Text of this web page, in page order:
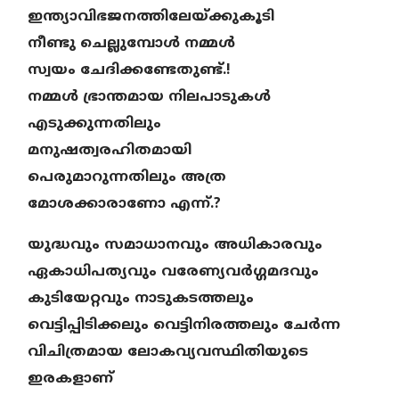
ഇന്ത്യാവിഭജനത്തിലേയ്ക്കുകൂടി
നീണ്ടു ചെല്ലുമ്പോൾ നമ്മൾ
സ്വയം ചേദിക്കണ്ടേതുണ്ട്.!
നമ്മൾ ഭ്രാന്തമായ നിലപാടുകൾ
എടുക്കുന്നതിലും
മനുഷത്വരഹിതമായി
പെരുമാറുന്നതിലും അത്ര
മോശക്കാരാണോ എന്ന്.?
യുദ്ധവും സമാധാനവും അധികാരവും
ഏകാധിപത്യവും വരേണ്യവർഗ്ഗമദവും
കുടിയേറ്റവും നാടുകടത്തലും
വെട്ടിപ്പിടിക്കലും വെട്ടിനിരത്തലും ചേർന്ന
വിചിത്രമായ ലോകവ്യവസ്ഥിതിയുടെ
ഇരകളാണ്